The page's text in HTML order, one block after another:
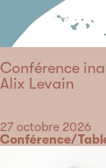
Conférence
Alix Levain
Date
27 octobre 2026
Catégorie
Conférence/